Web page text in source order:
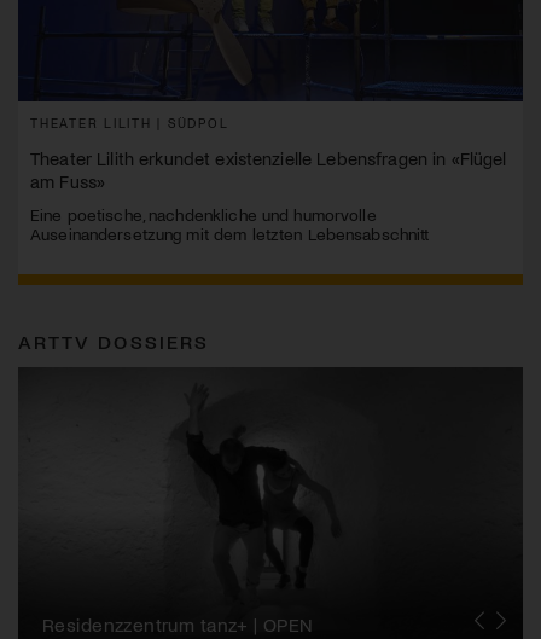
THEATER LILITH | SÜDPOL
Theater Lilith erkundet existenzielle Lebensfragen in «Flügel
am Fuss»
Eine poetische, nachdenkliche und humorvolle
Auseinandersetzung mit dem letzten Lebensabschnitt
ARTTV DOSSIERS
Migros-Kulturprozent | Tanzfestival Steps
Residenzzentrum tanz+ | OPEN
Tanzszene Schweiz